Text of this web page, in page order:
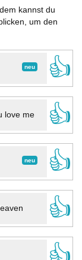
kannst du
blicken, um den
neu
👍
love me
👍
neu
👍
👍